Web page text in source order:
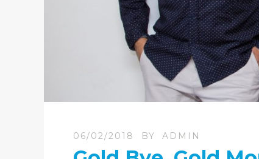
06/02/2018 BY ADMIN